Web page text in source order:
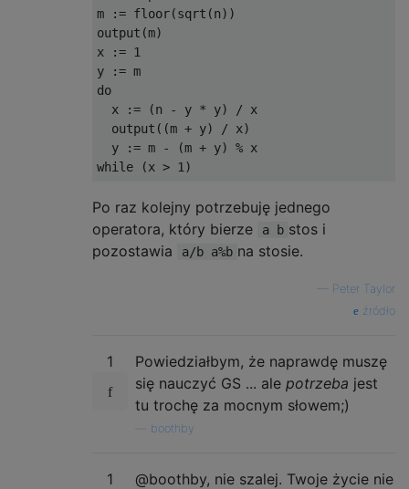
m := floor(sqrt(n))
output(m)
x := 1
y := m
do
  x := (n - y * y) / x
  output((m + y) / x)
  y := m - (m + y) % x
Po raz kolejny potrzebuję jednego
operatora, który bierze
a b stos i
pozostawia
a/b a%b na stosie.
Peter Taylor
źródło
1
Powiedziałbym, że naprawdę muszę
się nauczyć GS ... ale potrzeba jest
tu trochę za mocnym słowem;)
boothby
1
@boothby, nie szalej. Twoje życie nie